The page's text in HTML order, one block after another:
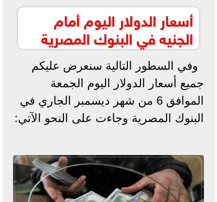
أسعار الدولار اليوم أمام
الجنيه في البنوك المصرية
وفي السطور التالية سنعرض عليكم
جميع أسعار الدولار اليوم الجمعة
الموافق 6 من شهر ديسمبر الجاري في
البنوك المصرية وجاءت على النحو الآتي: